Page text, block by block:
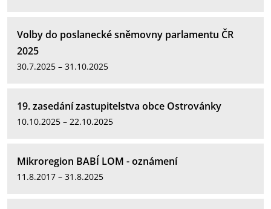
Volby do poslanecké sněmovny parlamentu ČR
2025
30.7.2025 – 31.10.2025
19. zasedání zastupitelstva obce Ostrovánky
10.10.2025 – 22.10.2025
Mikroregion BABÍ LOM - oznámení
11.8.2017 – 31.8.2025